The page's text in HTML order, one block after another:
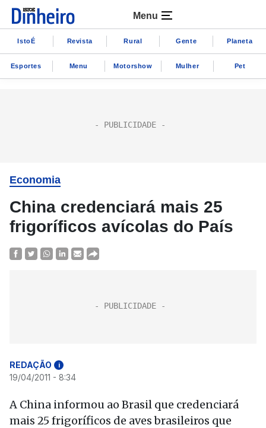
Menu
IstoÉ Revista Rural Gente Planeta
Esportes Menu Motorshow Mulher Pet
Economia
China credenciará mais 25
frigoríficos avícolas do País
REDAÇÃO i
19/04/2011 - 8:34
A China informou ao Brasil que credenciará
mais 25 frigoríficos de aves brasileiros que